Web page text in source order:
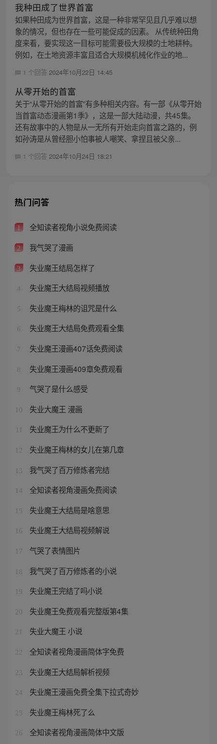
我种田成了世界首富
如果种田成为世界首富，这是一种非常罕见且几乎难以想
象的情况，但也存在一些可能促成的因素。 从传统种田角
度来看，要实现这一目标可能需要极大规模的土地耕种。
例如，在土地资源丰富且适合大规模机械化作业的地...
1 个回答 2024年10月22日 14:45
从零开始的首富
关于“从零开始的首富”有多种相关内容。有一部《从零开始
当首富动态漫画第1季》，这是一部大陆动漫，共45集。
还有故事中的人物是从一无所有开始走向首富之路的，例
如孙涛是从曾经胆小怕事被人嘲笑、拿捏且被父亲...
1 个回答 2024年10月24日 18:21
热门问答
1 全知读者视角小说免费阅读
2 我气哭了漫画
3 失业魔王结局怎样了
4 失业魔王大结局视频播放
5 失业魔王梅林的诅咒是什么
6 失业魔王大结局免费观看全集
7 失业魔王漫画407话免费阅读
8 失业魔王漫画409章免费观看
9 气哭了是什么感受
10 失业大魔王 漫画
失业魔王为什么不更新了
12 失业魔王梅林的女儿在第几章
13 我气哭了百万修炼者完结
14 全知读者视角漫画免费阅读
15 失业魔王大结局是啥意思
16 失业魔王大结局视频解说
17 气哭了表情图片
18 我气哭了百万修炼者的小说
19 失业魔王完结了吗小说
20 失业魔王免费观看完整版第4集
21 失业大魔王 小说
22 全知读者视角漫画简体字免费
23 失业魔王大结局解析视频
24 失业魔王漫画免费全集下拉式奇妙
25 失业魔王梅林死了么
26 全知读者视角漫画简体中文版